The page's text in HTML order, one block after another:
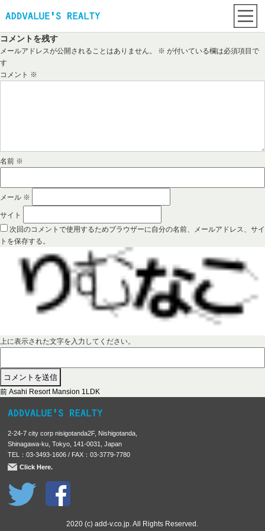
コメントを残す
メールアドレスが公開されることはありません。 ※ が付いている欄は必須項目で
す
コメント ※
名前 ※
メール ※
サイト
次回のコメントで使用するためブラウザーに自分の名前、メールアドレス、サイ
トを保存する。
上に表示された文字を入力してください。
投
稿
ビ
ゲ
ー
シ
ョ
前 前
投
:
Asahi Resort Mansion 1LDK
2-24-7 city corp nisigotanda2F, Nishigotanda,
Shinagawa-ku, Tokyo, 141-0031, Japan
TEL：03-3493-1606 / FAX：03-3779-7780
Click Here.
2020 (c) add-v.co.jp. All Rights Reserved.